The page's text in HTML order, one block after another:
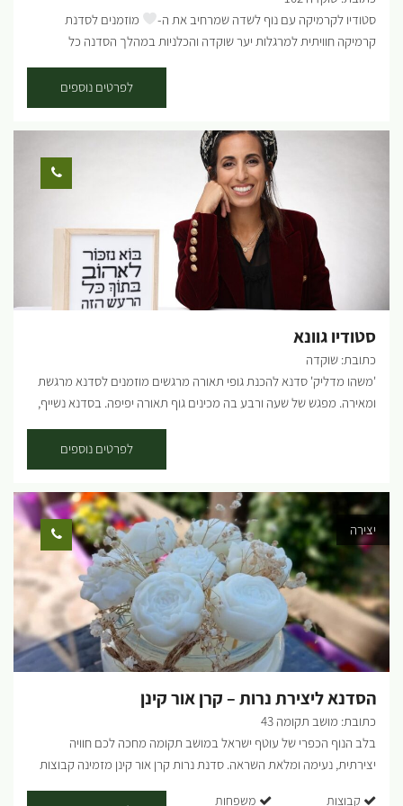
סטודיו לקרמיקה עם נוף לשדה שמרחיב את ה-
מוזמנים לסדנת
קרמיקה חוויתית למרגלות יער שוקדה והכלניות במהלך הסדנה כל
שהוכנו במיוחד עבורכם, בדיוק כמו שאתם אוהבים. אם תרצו להכין תוכלו
לבחור את העיצוב האישי שלכם וליצור כלים ממש מההתחלה, כשתסיימו
הכלים יישארו לשריפה נוספת ואנו ניצור איתכם קשר כשיהיו מוכנים. לבסוף
תוכלו להגיע ולאסוף את הפריטים הייחודיים שלכם. לרשותכם תעמוד פינת
קפה ועוגה. הסדנה מתאימה לכל הגילאים. ההשתתפות בתיאום מראש. ...
לפרטים נוספים
סטודיו גוונא
כתובת: שוקדה
'משהו מדליק' סדנא להכנת גופי תאורה מרגשים מוזמנים לסדנא מרגשת
ומאירה. מפגש של שעה ורבע בה מכינים גוף תאורה יפיפה. בסדנא נשייף,
עם מוצר מדוייק ומיוחד למרחב הביתי שלכם. את המוצר שלנו כל אחד יכול
להרכיב וברמה הכי גבוהה שיש. נשמח לראות אתכם במושב שוקדה ובאזור
היפיפה שלנו ומקווים לתת לכם השראה ומרחב נעים בסדנא. מוזמנים
כולכם: ארגונים, חברות, קבוצות קטנות, זוגות, משפחות ועוד. בתאום
מראש, ללא שבתות. מגיל 7 ומעלה. [gallery
ids="28822,28824,28812"]...
לפרטים נוספים
יצירה
הסדנא ליצירת נרות – קרן אור קינן
כתובת: מושב תקומה 43
בלב הנוף הכפרי של עוטף ישראל במושב תקומה מחכה לכם חוויה
יצירתית, נעימה ומלאת השראה. סדנת נרות קרן אור קינן מזמינה קבוצות
קבוצות
משפחות